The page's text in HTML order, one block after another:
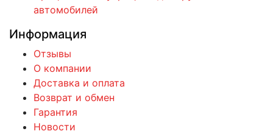
автомобилей
Информация
Отзывы
О компании
Доставка и оплата
Возврат и обмен
Гарантия
Новости